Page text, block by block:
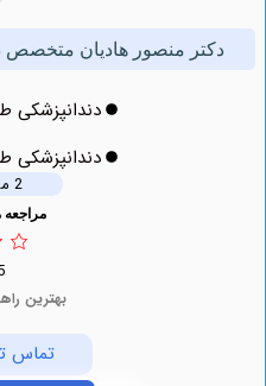
منصور هادیان متخصص
دندانپزشکی طرف
دندانپزشکی طرف
مراجعه موفق
بهترین راههای
تماس تلفنی